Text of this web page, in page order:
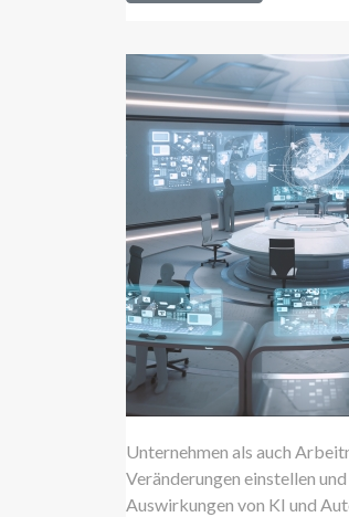
Unternehmen als auch
Veränderungen einstellen
Auswirkungen von KI und